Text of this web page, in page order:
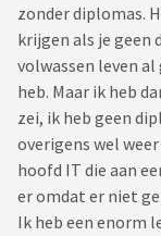
zonder diplomas.
krijgen als je geen
volwassen leven
heb. Maar ik heb
zei, ik heb geen
overigens wel
hoofd IT die aan
er omdat er niet
Ik heb een enorm